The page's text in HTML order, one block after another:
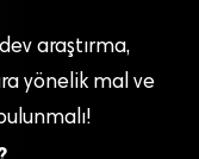
araştırma,
yönelik mal ve